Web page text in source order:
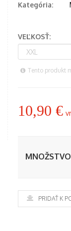
Kategória:
VEĽKOSŤ:
Tento produkt
10,90 €
PRIDAŤ K